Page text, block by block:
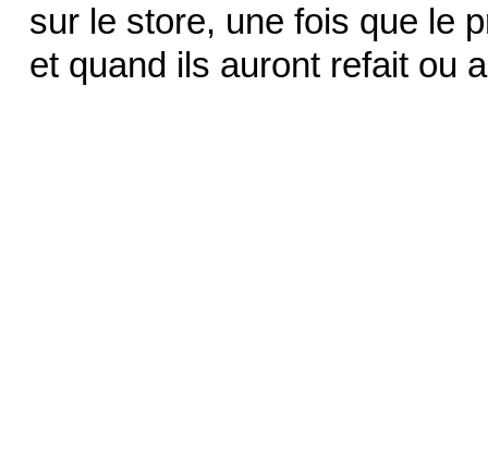
sur le store, une fois que le
et quand ils auront refait ou